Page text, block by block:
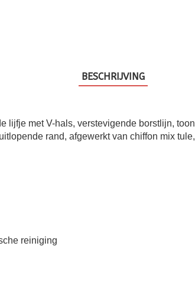
BESCHRIJVING
lijfje met V-hals, verstevigende borstlijn,
rand, afgewerkt van chiffon mix
reiniging